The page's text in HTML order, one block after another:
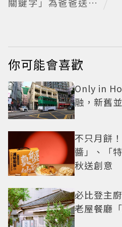
你可能會喜歡
Only in
融，新舊
不只月餅
醬」、「
秋送創意
必比登主
老屋餐廳